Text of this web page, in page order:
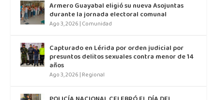
Armero Guayabal eligió su nueva Asojuntas
durante la jornada electoral comunal
Ago 3, 2026 | Comunidad
Capturado en Lérida por orden judicial por
presuntos delitos sexuales contra menor de 14
años
Ago 3, 2026 | Regional